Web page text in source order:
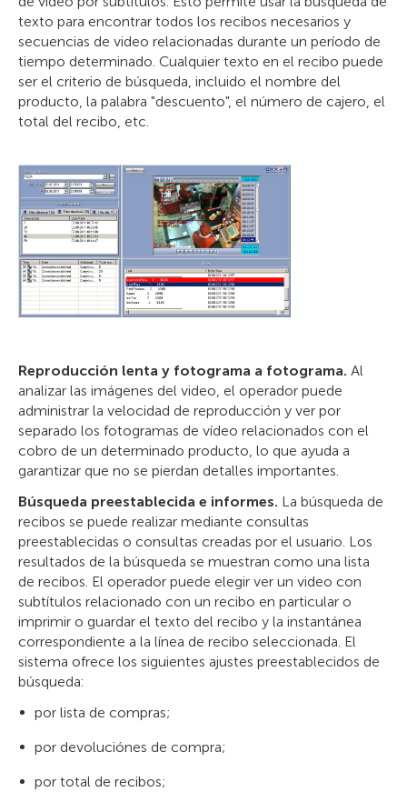
texto para encontrar todos los recibos necesarios y
secuencias de video relacionadas durante un período de
tiempo determinado. Cualquier texto en el recibo puede
ser el criterio de búsqueda, incluido el nombre del
producto, la palabra "descuento", el número de cajero, el
total del recibo, etc.
Reproducción lenta y fotograma a fotograma. Al
analizar las imágenes del video, el operador puede
administrar la velocidad de reproducción y ver por
separado los fotogramas de vídeo relacionados con el
cobro de un determinado producto, lo que ayuda a
garantizar que no se pierdan detalles importantes.
Búsqueda preestablecida e informes. La búsqueda de
recibos se puede realizar mediante consultas
preestablecidas o consultas creadas por el usuario. Los
resultados de la búsqueda se muestran como una lista
de recibos. El operador puede elegir ver un video con
subtítulos relacionado con un recibo en particular o
imprimir o guardar el texto del recibo y la instantánea
correspondiente a la línea de recibo seleccionada. El
sistema ofrece los siguientes ajustes preestablecidos de
búsqueda:
por lista de compras;
por devoluciónes de compra;
por total de recibos;